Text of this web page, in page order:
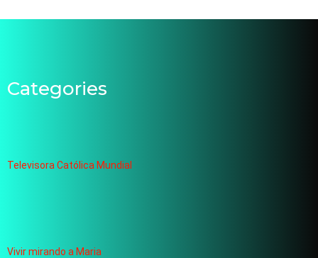
Categories
Televisora Católica Mundial
Vivir mirando a Maria